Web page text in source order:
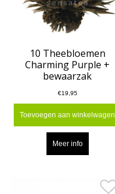
10 Theebloemen
Charming Purple +
bewaarzak
€19,95
Toevoegen aan winkelwagen
Meer info